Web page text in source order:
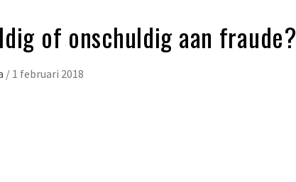
of onschuldig aan fraude?
/ 1 februari 2018